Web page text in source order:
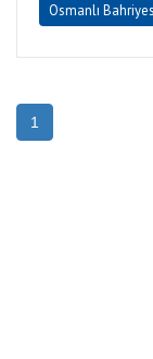
Osmanlı
1